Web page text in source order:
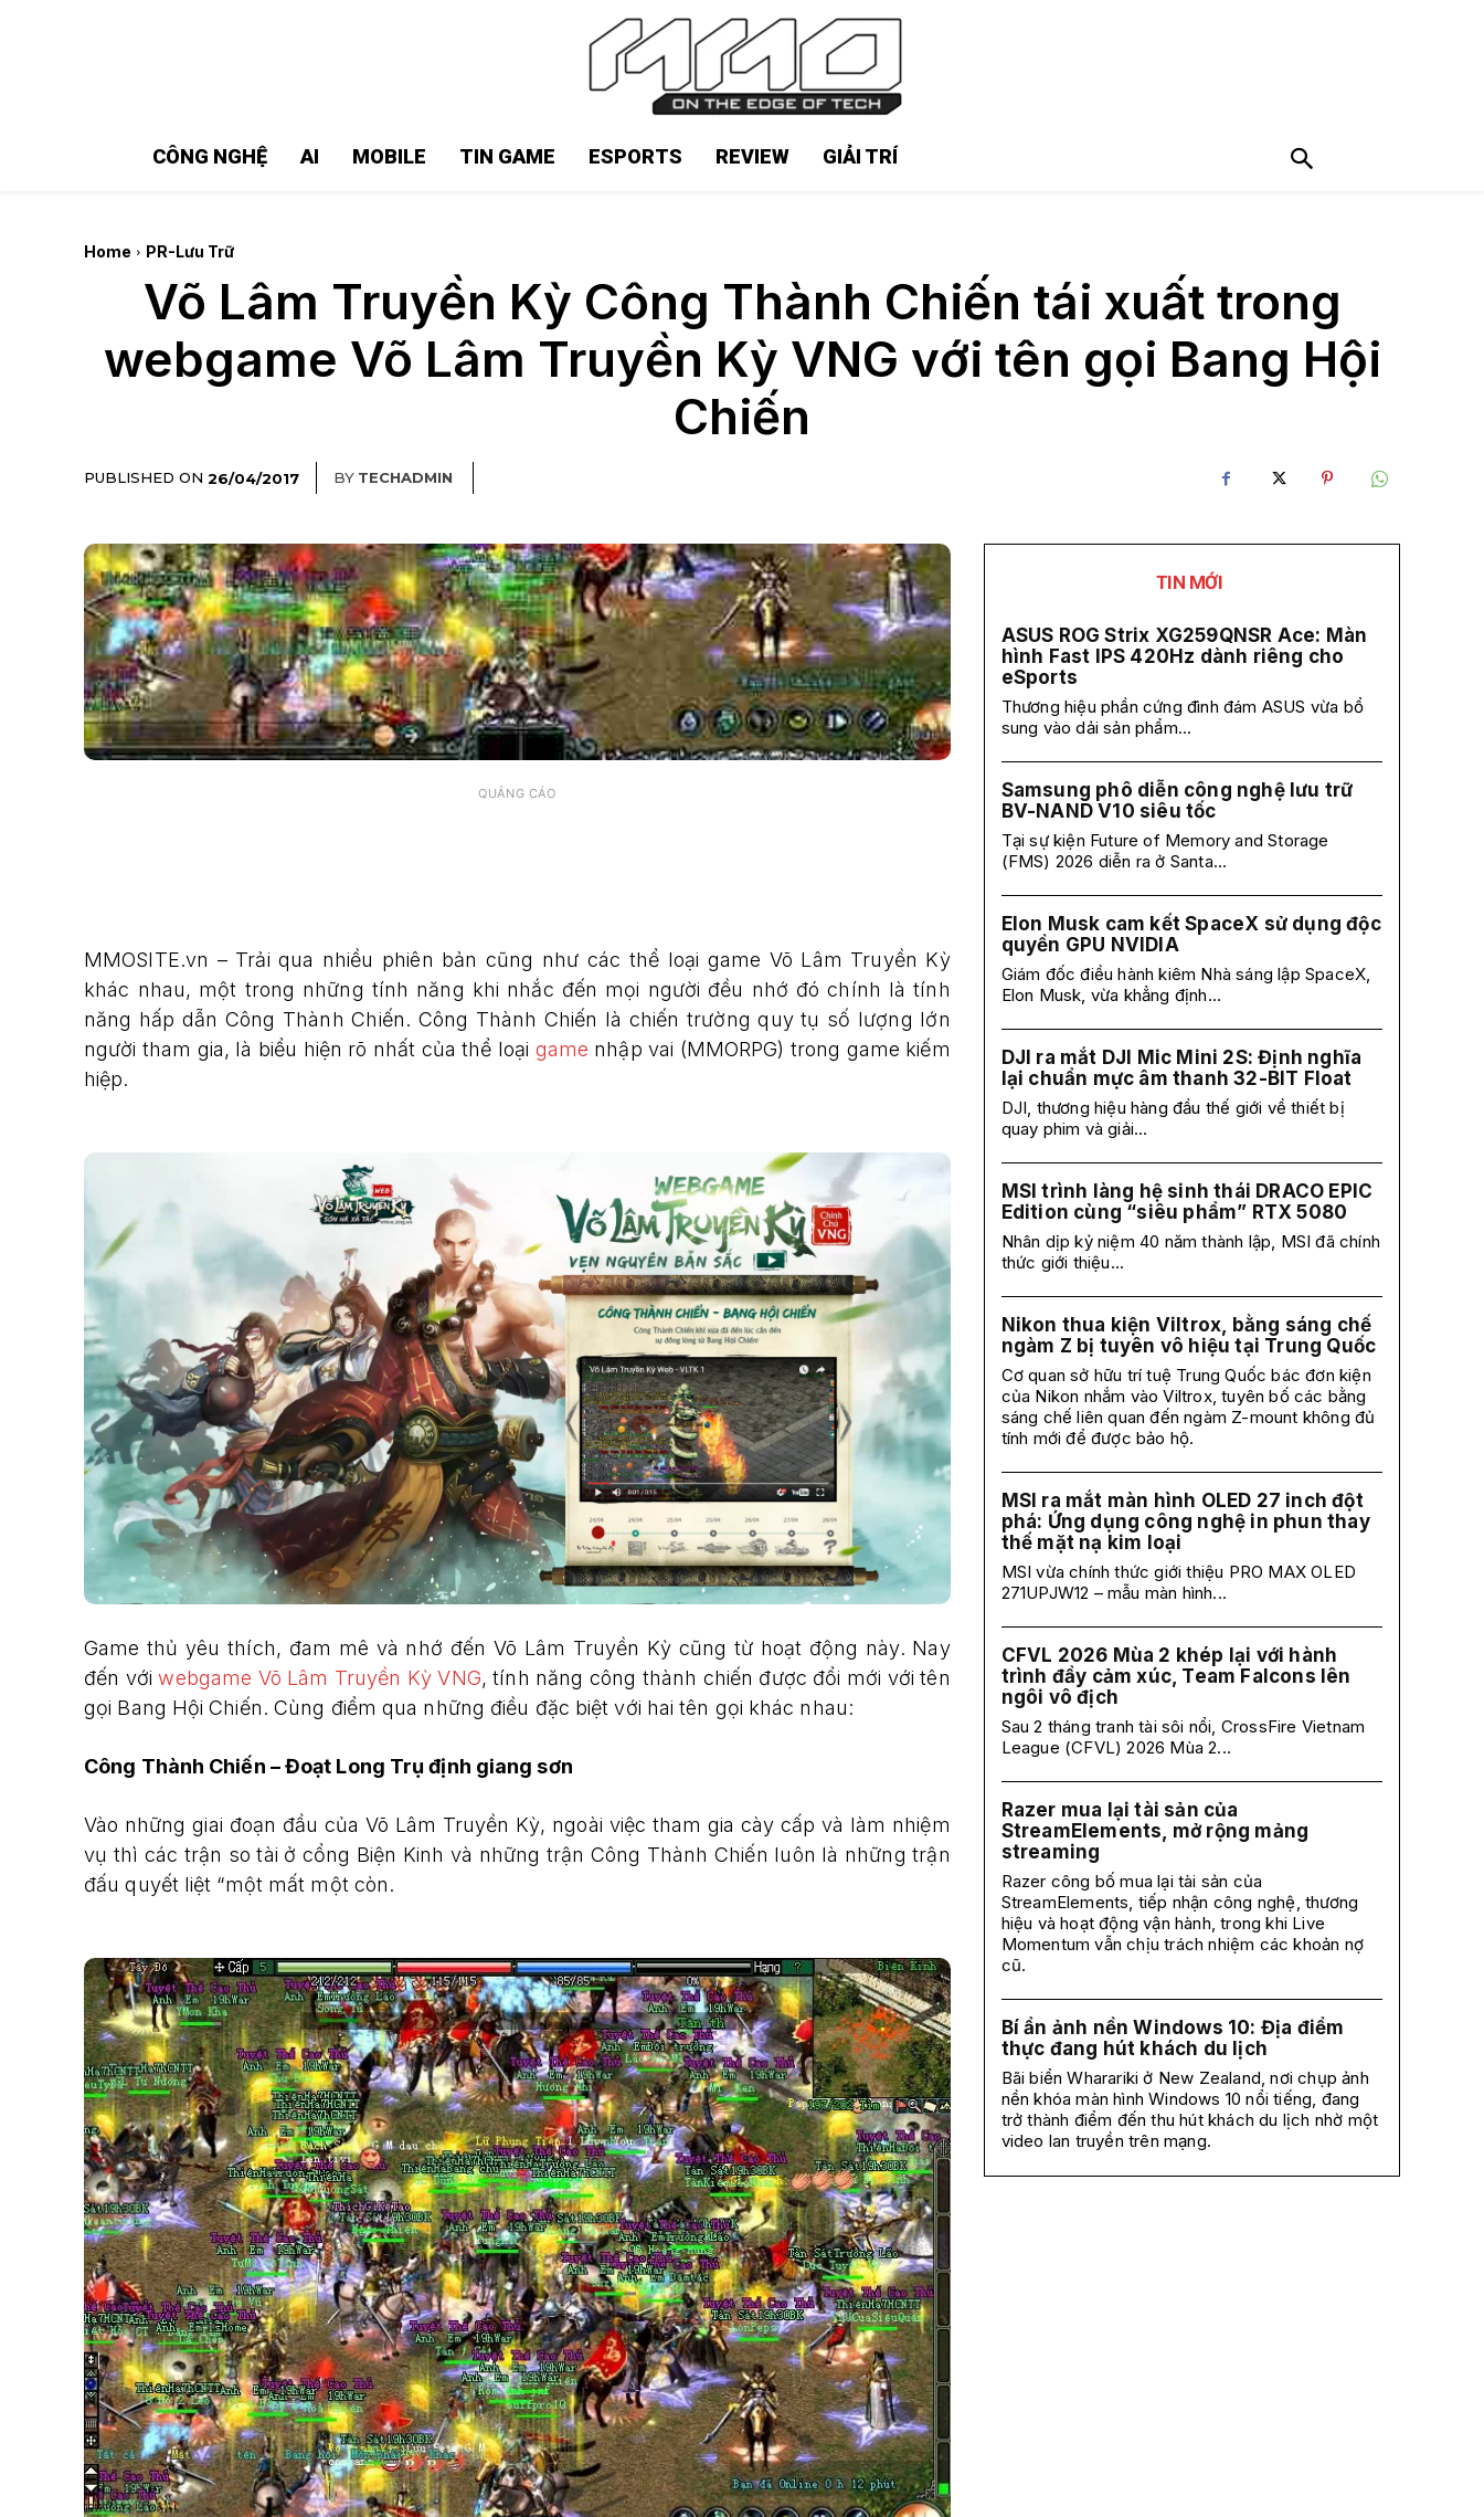
CÔNG NGHỆ AI MOBILE TIN GAME ESPORTS REVIEW GIẢI TRÍ
Home PR-Lưu Trữ
Võ Lâm Truyền Kỳ Công Thành Chiến tái xuất trong
webgame Võ Lâm Truyền Kỳ VNG với tên gọi Bang Hội
Chiến
PUBLISHED ON 26/04/2017 BY TECHADMIN
QUẢNG CÁO
MMOSITE.vn – Trải qua nhiều phiên bản cũng như các thể loại game Võ Lâm Truyền Kỳ
khác nhau, một trong những tính năng khi nhắc đến mọi người đều nhớ đó chính là tính
năng hấp dẫn Công Thành Chiến. Công Thành Chiến là chiến trường quy tụ số lượng lớn
người tham gia, là biểu hiện rõ nhất của thể loại game nhập vai (MMORPG) trong game kiếm
hiệp.
Game thủ yêu thích, đam mê và nhớ đến Võ Lâm Truyền Kỳ cũng từ hoạt động này. Nay
đến vớiwebgame Võ Lâm Truyền Kỳ VNG, tính năng công thành chiến được đổi mới với tên
gọi Bang Hội Chiến. Cùng điểm qua những điều đặc biệt với hai tên gọi khác nhau:
Công Thành Chiến – Đoạt Long Trụ định giang sơn
Vào những giai đoạn đầu của Võ Lâm Truyền Kỳ, ngoài việc tham gia cày cấp và làm nhiệm
vụ thì các trận so tài ở cổng Biện Kinh và những trận Công Thành Chiến luôn là những trận
đấu quyết liệt “một mất một còn.
TIN MỚI
ASUS ROG Strix XG259QNSR Ace: Màn
hình Fast IPS 420Hz dành riêng cho
eSports
Thương hiệu phần cứng đình đám ASUS vừa bổ
sung vào dải sản phẩm...
Samsung phô diễn công nghệ lưu trữ
BV-NAND V10 siêu tốc
Tại sự kiện Future of Memory and Storage
(FMS) 2026 diễn ra ở Santa...
Elon Musk cam kết SpaceX sử dụng độc
quyền GPU NVIDIA
Giám đốc điều hành kiêm Nhà sáng lập SpaceX,
Elon Musk, vừa khẳng định...
DJI ra mắt DJI Mic Mini 2S: Định nghĩa
lại chuẩn mực âm thanh 32-BIT Float
DJI, thương hiệu hàng đầu thế giới về thiết bị
quay phim và giải...
MSI trình làng hệ sinh thái DRACO EPIC
Edition cùng “siêu phẩm” RTX 5080
Nhân dịp kỷ niệm 40 năm thành lập, MSI đã chính
thức giới thiệu...
Nikon thua kiện Viltrox, bằng sáng chế
ngàm Z bị tuyên vô hiệu tại Trung Quốc
Cơ quan sở hữu trí tuệ Trung Quốc bác đơn kiện
của Nikon nhắm vào Viltrox, tuyên bố các bằng
sáng chế liên quan đến ngàm Z-mount không đủ
tính mới để được bảo hộ.
MSI ra mắt màn hình OLED 27 inch đột
phá: Ứng dụng công nghệ in phun thay
thế mặt nạ kim loại
MSI vừa chính thức giới thiệu PRO MAX OLED
271UPJW12 – mẫu màn hình...
CFVL 2026 Mùa 2 khép lại với hành
trình đầy cảm xúc, Team Falcons lên
ngôi vô địch
Sau 2 tháng tranh tài sôi nổi, CrossFire Vietnam
League (CFVL) 2026 Mùa 2...
Razer mua lại tài sản của
StreamElements, mở rộng mảng
streaming
Razer công bố mua lại tài sản của
StreamElements, tiếp nhận công nghệ, thương
hiệu và hoạt động vận hành, trong khi Live
Momentum vẫn chịu trách nhiệm các khoản nợ
cũ.
Bí ẩn ảnh nền Windows 10: Địa điểm
thực đang hút khách du lịch
Bãi biển Wharariki ở New Zealand, nơi chụp ảnh
nền khóa màn hình Windows 10 nổi tiếng, đang
trở thành điểm đến thu hút khách du lịch nhờ một
video lan truyền trên mạng.